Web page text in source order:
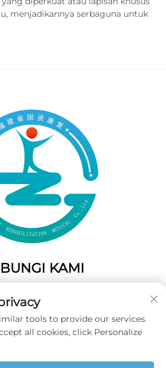
menjadikannya serbaguna untuk
KAMI
tools to provide our services.
all cookies, click Personalize